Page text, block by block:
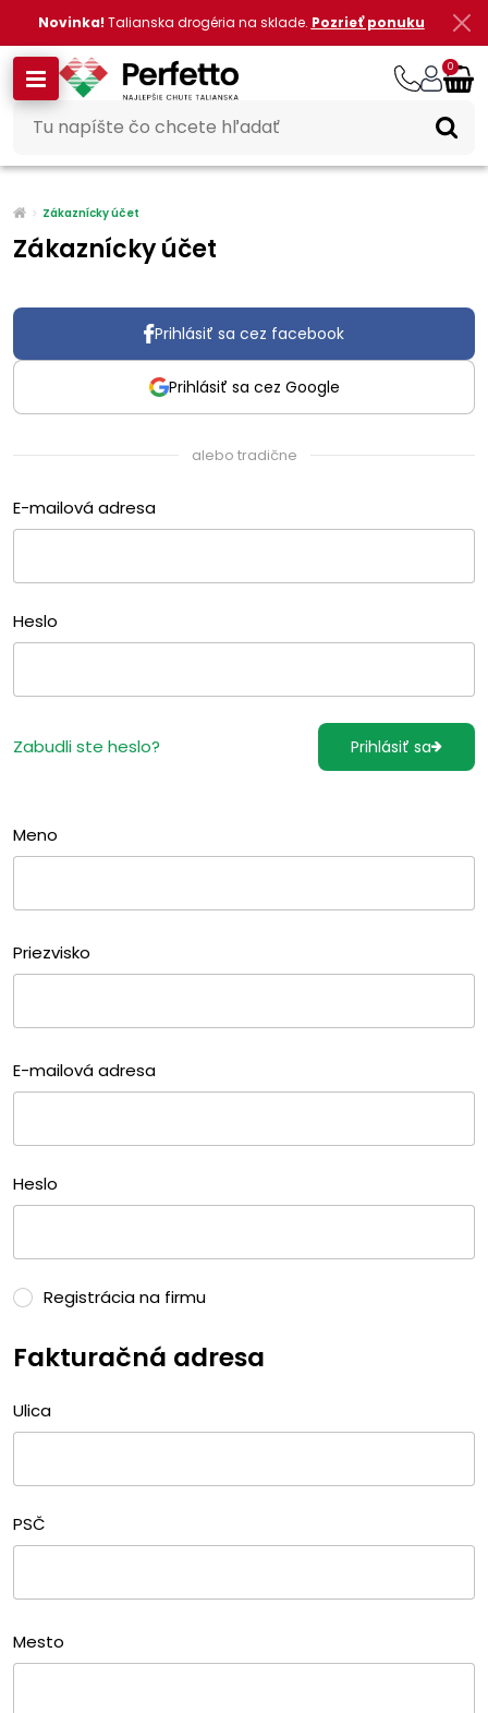
Novinka! Talianska drogéria na sklade. Pozrieť ponuku
0
Zákaznícky účet
Zákaznícky účet
Prihlásiť sa cez facebook
Prihlásiť sa cez Google
alebo tradične
E-mailová adresa
Heslo
Zabudli ste heslo? Prihlásiť sa
Meno
Priezvisko
E-mailová adresa
Heslo
Registrácia na firmu
Fakturačná adresa
Ulica
PSČ
Mesto